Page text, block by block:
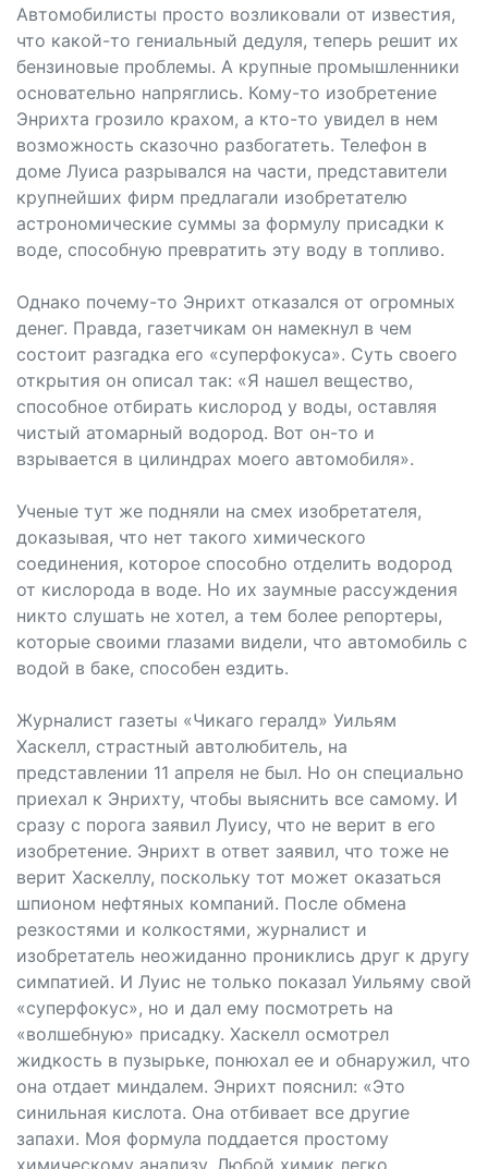
Автомобилисты просто возликовали от известия,
что какой-то гениальный дедуля, теперь решит их
бензиновые проблемы. А крупные промышленники
основательно напряглись. Кому-то изобретение
Энрихта грозило крахом, а кто-то увидел в нем
возможность сказочно разбогатеть. Телефон в
доме Луиса разрывался на части, представители
крупнейших фирм предлагали изобретателю
астрономические суммы за формулу присадки к
воде, способную превратить эту воду в топливо.
Однако почему-то Энрихт отказался от огромных
денег. Правда, газетчикам он намекнул в чем
состоит разгадка его «суперфокуса». Суть своего
открытия он описал так: «Я нашел вещество,
способное отбирать кислород у воды, оставляя
чистый атомарный водород. Вот он-то и
взрывается в цилиндрах моего автомобиля».
Ученые тут же подняли на смех изобретателя,
доказывая, что нет такого химического
соединения, которое способно отделить водород
от кислорода в воде. Но их заумные рассуждения
никто слушать не хотел, а тем более репортеры,
которые своими глазами видели, что автомобиль с
водой в баке, способен ездить.
Журналист газеты «Чикаго гералд» Уильям
Хаскелл, страстный автолюбитель, на
представлении 11 апреля не был. Но он специально
приехал к Энрихту, чтобы выяснить все самому. И
сразу с порога заявил Луису, что не верит в его
изобретение. Энрихт в ответ заявил, что тоже не
верит Хаскеллу, поскольку тот может оказаться
шпионом нефтяных компаний. После обмена
резкостями и колкостями, журналист и
изобретатель неожиданно прониклись друг к другу
симпатией. И Луис не только показал Уильяму свой
«суперфокус», но и дал ему посмотреть на
«волшебную» присадку. Хаскелл осмотрел
жидкость в пузырьке, понюхал ее и обнаружил, что
она отдает миндалем. Энрихт пояснил: «Это
синильная кислота. Она отбивает все другие
запахи. Моя формула поддается простому
химическому анализу. Любой химик легко